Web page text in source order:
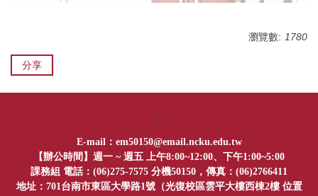
總整實作課程
國內交換生
表單下載
瀏覽數: 1780
分享
:::
E-mail： em50150@email.ncku.edu.tw
【辦公時間】週一 ~ 週五 上午8:00~12:00、下午1:00~5:00
課務組 電話：(06)275-7575 分機50150，傳真：(06)2766411
地址：701台南市東區大學路1號（光復校區雲平大樓西棟2樓 位置